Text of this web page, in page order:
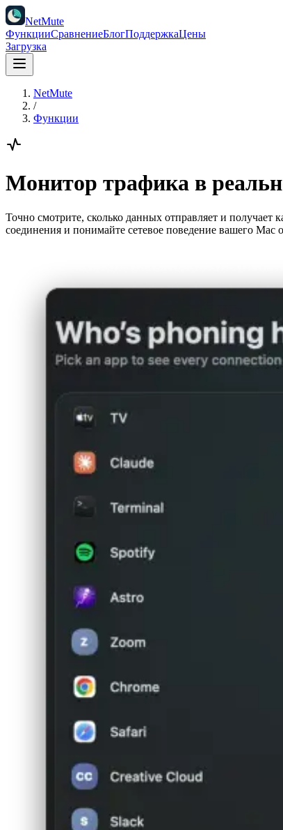
NetMute
ФункцииСравнениеБлогПоддержкаЦены
Загрузка
NetMute
/
Функции
Монитор трафика в
Точно смотрите, сколько данных отправляет и
соединения и понимайте сетевое поведение вашего Mac